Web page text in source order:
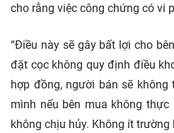
cho rằng việc công chứng có vi
“Điều này sẽ gây bất lợi cho
đặt cọc không quy định điều
hợp đồng, người bán sẽ
mình nếu bên mua không thực
không chịu hủy. Không ít